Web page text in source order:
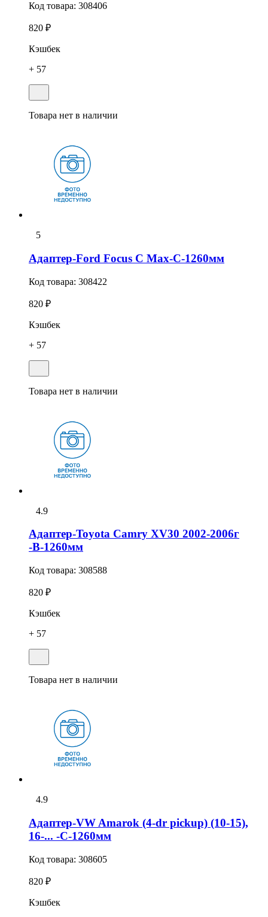
Код товара: 308406
820 ₽
Кэшбек
+ 57
Товара нет в наличии
5
Адаптер-Ford Focus C Max-С-1260мм
Код товара: 308422
820 ₽
Кэшбек
+ 57
Товара нет в наличии
4.9
Адаптер-Toyota Camry XV30 2002-2006г
-В-1260мм
Код товара: 308588
820 ₽
Кэшбек
+ 57
Товара нет в наличии
4.9
Адаптер-VW Amarok (4-dr pickup) (10-15),
16-... -С-1260мм
Код товара: 308605
820 ₽
Кэшбек